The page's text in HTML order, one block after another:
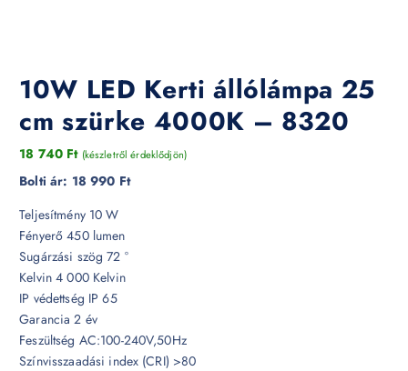
10W LED Kerti állólámpa 25
cm szürke 4000K – 8320
18 740 Ft (készletről érdeklődjön)
Bolti ár: 18 990 Ft
Teljesítmény 10 W
Fényerő 450 lumen
Sugárzási szög 72 °
Kelvin 4 000 Kelvin
IP védettség IP 65
Garancia 2 év
Feszültség AC:100-240V,50Hz
Színvisszaadási index (CRI) >80